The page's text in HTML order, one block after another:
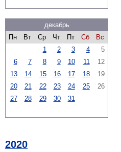
декабрь
Пн
Вт Ср Чт Пт Сб
Вс
1
2 3 4
5
6
7 8 9 10 11
12
13
14 15 16 17 18
19
20
21 22 23 24 25
26
27
28 29 30 31
2020